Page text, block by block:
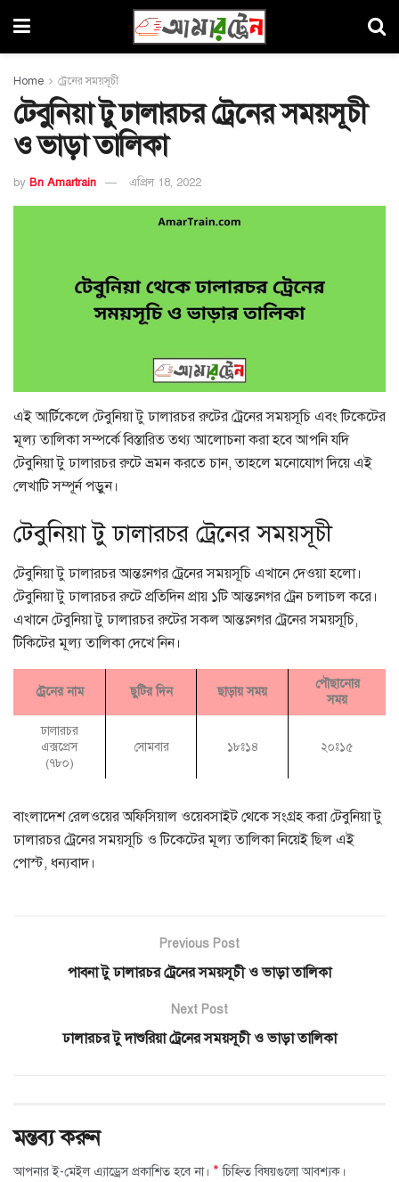
Home ট্রেনের সময়সূচী
টেবুনিয়া টু ঢালারচর ট্রেনের সময়সূচী
ও ভাড়া তালিকা
by Bn Amartrain এপ্রিল 18, 2022
এই আর্টিকেলে টেবুনিয়া টু ঢালারচর রুটের ট্রেনের সময়সূচি এবং টিকেটের
মূল্য তালিকা সম্পর্কে বিস্তারিত তথ্য আলোচনা করা হবে আপনি যদি
টেবুনিয়া টু ঢালারচর রুটে ভ্রমন করতে চান, তাহলে মনোযোগ দিয়ে এই
লেখাটি সম্পূর্ন পড়ুন।
টেবুনিয়া টু ঢালারচর ট্রেনের সময়সূচী
টেবুনিয়া টু ঢালারচর আন্তঃনগর ট্রেনের সময়সূচি এখানে দেওয়া হলো।
টেবুনিয়া টু ঢালারচর রুটে প্রতিদিন প্রায় ১টি আন্তঃনগর ট্রেন চলাচল করে।
এখানে টেবুনিয়া টু ঢালারচর রুটের সকল আন্তঃনগর ট্রেনের সময়সূচি,
টিকিটের মূল্য তালিকা দেখে নিন।
ট্রেনের নাম ছুটির দিন ছাড়ায় সময়
পৌছানোর
সময়
ঢালারচর
এক্সপ্রেস
(৭৮০)
সোমবার ১৮ঃ১৪ ২০ঃ১৫
বাংলাদেশ রেলওয়ের অফিসিয়াল ওয়েবসাইট থেকে সংগ্রহ করা টেবুনিয়া টু
ঢালারচর ট্রেনের সময়সূচি ও টিকেটের মূল্য তালিকা নিয়েই ছিল এই
পোস্ট, ধন্যবাদ।
Previous Post
পাবনা টু ঢালারচর ট্রেনের সময়সূচী ও ভাড়া তালিকা
Next Post
ঢালারচর টু দাশুরিয়া ট্রেনের সময়সূচী ও ভাড়া তালিকা
মন্তব্য করুন
আপনার ই-মেইল এ্যাড্রেস প্রকাশিত হবে না। * চিহ্নিত বিষয়গুলো আবশ্যক।